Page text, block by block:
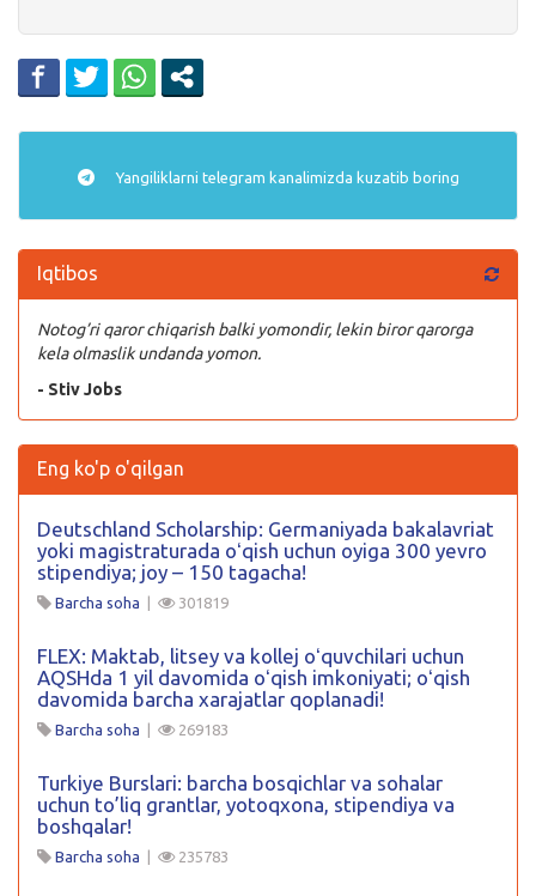
Yangiliklarni telegram kanalimizda kuzatib boring
Iqtibos
Notog’ri qaror chiqarish balki yomondir, lekin biror qarorga
kela olmaslik undanda yomon.
- Stiv Jobs
Eng ko'p o'qilgan
Deutschland Scholarship: Germaniyada bakalavriat
yoki magistraturada oʻqish uchun oyiga 300 yevro
stipendiya; joy – 150 tagacha!
Barcha soha | 301819
FLEX: Maktab, litsey va kollej oʻquvchilari uchun
AQSHda 1 yil davomida oʻqish imkoniyati; oʻqish
davomida barcha xarajatlar qoplanadi!
Barcha soha | 269183
Turkiye Burslari: barcha bosqichlar va sohalar
uchun to’liq grantlar, yotoqxona, stipendiya va
boshqalar!
Barcha soha | 235783